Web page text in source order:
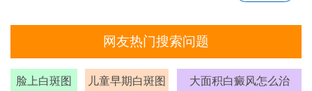
网友热门搜索问题
脸上白斑图 儿童早期白斑图 大面积白癜风怎么治